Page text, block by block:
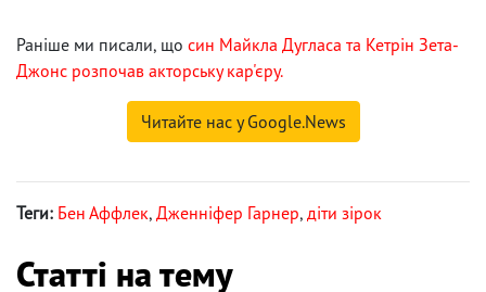
Раніше ми писали, що син Майкла Дугласа та Кетрін Зета-
Джонс розпочав акторську кар'єру.
Читайте нас у Google.News
Теги: Бен Аффлек, Дженніфер Гарнер, діти зірок
Статті на тему